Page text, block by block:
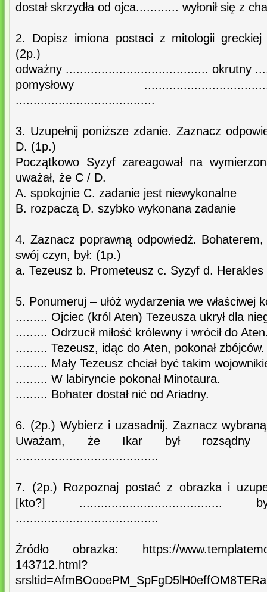
dostał skrzydła od ojca............ wyłonił się z
2. Dopisz imiona postaci z mitologii
(2p.)
odważny ........................................ okrutny
pomysłowy
.......................................
3. Uzupełnij poniższe zdanie. Zaznacz
D. (1p.)
Początkowo Syzyf zareagował na
uważał, że C / D.
A. spokojnie C. zadanie jest niewykonalne
B. rozpaczą D. szybko wykonana zadanie
4. Zaznacz poprawną odpowiedź.
swój czyn, był: (1p.)
a. Tezeusz b. Prometeusz c. Syzyf d. Herakles
5. Ponumeruj – ułóż wydarzenia we właściwej
......... Ojciec (król Aten) Tezeusza ukrył dla
......... Odrzucił miłość królewny i wrócił do
......... Tezeusz, idąc do Aten, pokonał zbójców.
......... Mały Tezeusz chciał być takim
......... W labiryncie pokonał Minotaura.
......... Bohater dostał nić od Ariadny.
6. (2p.) Wybierz i uzasadnij. Zaznacz
Uważam, że Ikar był rozsądny
........................................
7. (2p.) Rozpoznaj postać z obrazka i
[kto?]
........................................
Źródło obrazka: https://
143712.html?